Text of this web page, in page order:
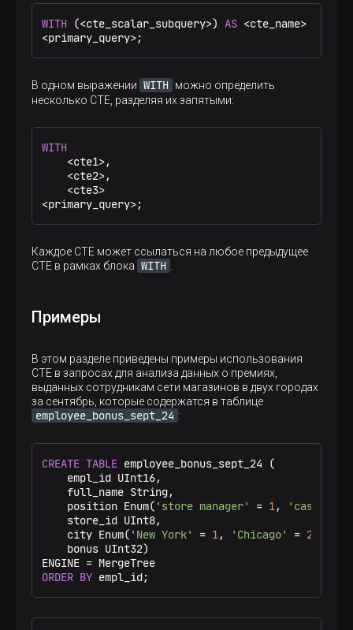
WITH (<cte_scalar_subquery>) AS <cte_name>
<primary_query>;
В одном выражении WITH можно определить
несколько CTE, разделяя их запятыми:
WITH
<cte1>,
<cte2>,
<cte3>
<primary_query>;
Каждое CTE может ссылаться на любое предыдущее
CTE в рамках блока WITH
Примеры
В этом разделе приведены примеры использования
CTE в запросах для анализа данных о премиях,
выданных сотрудникам сети магазинов в двух городах
за сентябрь, которые содержатся в таблице
employee_bonus_sept_24 :
CREATE TABLE employee_bonus_sept_24 (
    empl_id UInt16,
    full_name String,
    position Enum(
'store manager' = 1, 'cashier'
    store_id UInt8,
    city Enum(
'New York' = 1, 'Chicago' = 2
    bonus UInt32)
ENGINE =
ORDER BY empl_id;